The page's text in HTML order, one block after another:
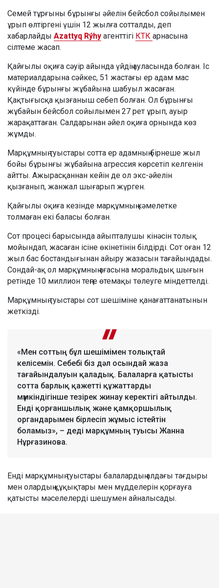
Семей тұрғыны бұрынғы әйелін бейсбол сойылымен
ұрып өлтіргені үшін 12 жылға сотталды, деп
хабарлайды Azattyq Rýhy агенттігі КТК арнасына
сілтеме жасап.
Қайғылы оқиға сәуір айында үйдің ауласында болған. Іс
материалдарына сәйкес, 51 жастағы ер адам мас
күйінде бұрынғы жұбайына шабуыл жасаған.
Қақтығысқа қызғаныш себеп болған. Ол бұрынғы
жұбайын бейсбол сойылымен 27 рет ұрып, ауыр
жарақаттаған. Салдарынан әйел оқиға орнында көз
жұмды.
Марқұмның туыстары сотта ер адамның бірнеше жыл
бойы бұрынғы жұбайына агрессия көрсетіп келгенін
айтты. Ажырасқаннан кейін де ол экс-әйелін
қызғанып, жанжал шығарып жүрген.
Қайғылы оқиға кезінде марқұмның кәмелетке
толмаған екі баласы болған.
Сот процесі барысында айыпталушы кінәсін толық
мойындап, жасаған ісіне өкінетінін білдірді. Сот оған 12
жыл бас бостандығынан айыру жазасын тағайындады.
Сондай-ақ ол марқұмның ағасына моральдық шығын
ретінде 10 миллион теңге өтемақы төлеуге міндеттелді.
Марқұмның туыстары сот шешіміне қанағаттанатынын
жеткізді.
«Мен соттың бұл шешімімен толықтай
келісемін. Себебі біз дәл осындай жаза
тағайындалуын қаладық. Балаларға қатысты
сотта барлық қажетті құжаттарды
мүмкіндігінше тезірек жинау керектігі айтылды.
Енді қорғаншылық және қамқоршылық
органдарымен бірлесіп жұмыс істейтін
боламыз», – деді марқұмның туысы Жанна
Нұрғазинова.
Енді марқұмның туыстары балалардың алдағы тағдыры
мен олардың құқықтары мен мүдделерін қорғауға
қатысты мәселелерді шешумен айналысады.